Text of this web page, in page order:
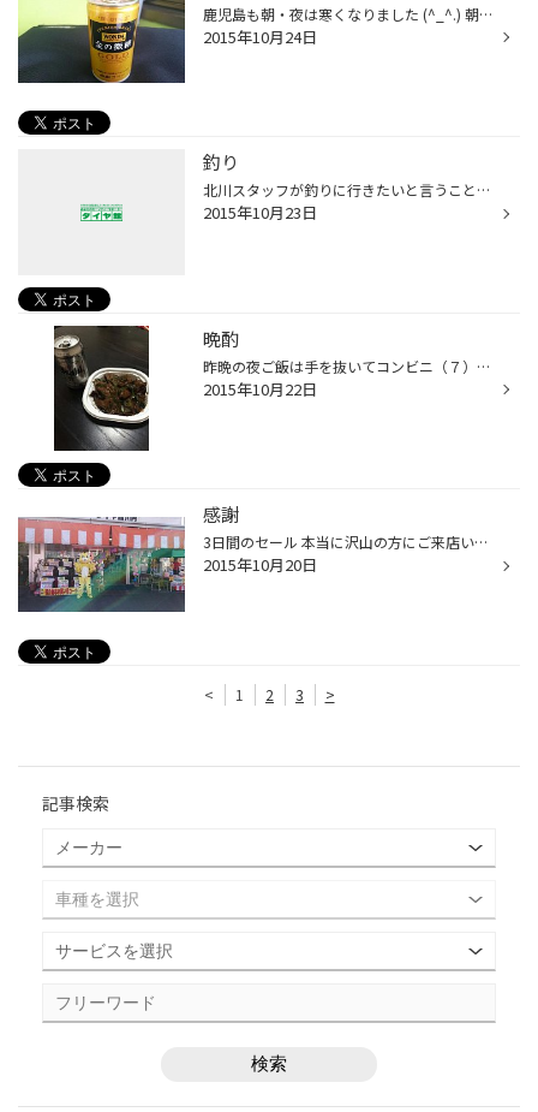
鹿児島も朝・夜は寒くなりました (^_^.) 朝の通勤途中に飲むコーヒーもホットになり 毎日飲みながら ふぅ～ と一息入れて 出社してます (*^_^*)
2015年10月24日
釣り
北川スタッフが釣りに行きたいと言うことなので28日店休日を 利用して行ってきます。 いつものドタキャンしてくるかもしれませんが また負かしてきますよ！！！！！！
2015年10月23日
晩酌
昨晩の夜ご飯は手を抜いてコンビニ（７）の惣菜で済ませました。 なにを買ったかと言うと山下スタッフオススメのレバニラ！！！ これがビールによく合い、飲んで食べての繰り返しでした。 最近のコンビニは惣菜が豊富でしかもうまい！！！ 次は何を食べようか？・・・山下君に聞いてみよう！(笑)
2015年10月22日
感謝
3日間のセール 本当に沢山の方にご来店いただきました！！ (*^_^*) 本当に感謝いたします
2015年10月20日
< 1 2 3 >
記事検索